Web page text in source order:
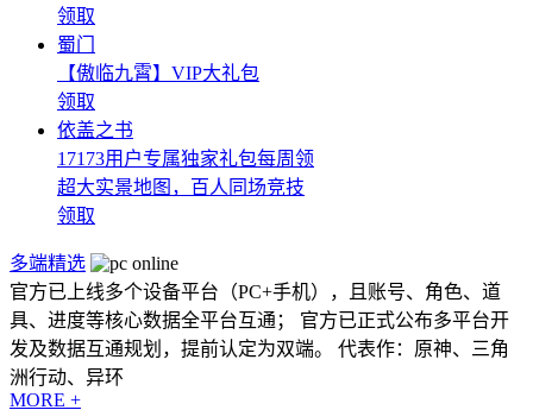
领取
蜀门
【傲临九霄】VIP大礼包
领取
依盖之书
17173用户专属独家礼包每周领
超大实景地图，百人同场竞技
领取
多端精选
官方已上线多个设备平台（PC+手机），且账号、角色、道
具、进度等核心数据全平台互通； 官方已正式公布多平台开
发及数据互通规划，提前认定为双端。 代表作：原神、三角
洲行动、异环
MORE +